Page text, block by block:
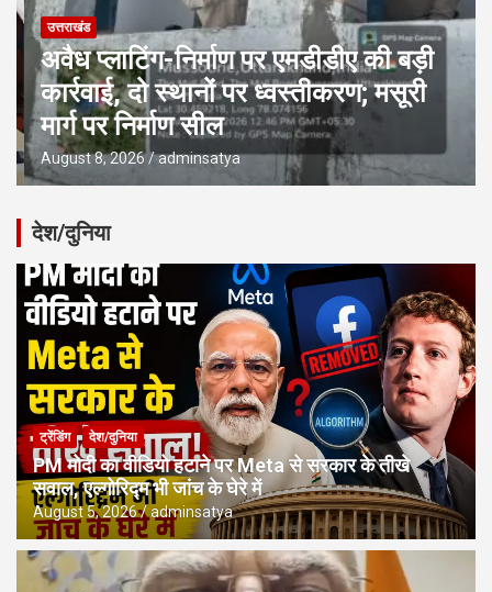
उत्तराखंड
अवैध प्लाटिंग-निर्माण पर एमडीडीए की बड़ी
कार्रवाई, दो स्थानों पर ध्वस्तीकरण; मसूरी
मार्ग पर निर्माण सील
August 8, 2026 adminsatya
देश/दुनिया
ट्रेंडिंग देश/दुनिया
PM मोदी का वीडियो हटाने पर Meta से सरकार के तीखे
सवाल, एल्गोरिद्म भी जांच के घेरे में
August 5, 2026 adminsatya